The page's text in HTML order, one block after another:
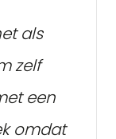
als
zelf
een
omdat